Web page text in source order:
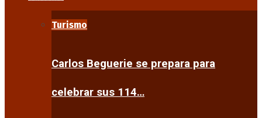
Turismo
Carlos Beguerie se prepara para
celebrar sus 114…